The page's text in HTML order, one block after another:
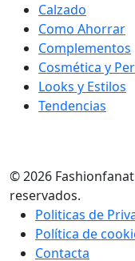
Calzado
Como Ahorrar
Complementos
Cosmética y
Looks y Estilos
Tendencias
© 2026
reservados.
Politicas de
Política de
Contacta